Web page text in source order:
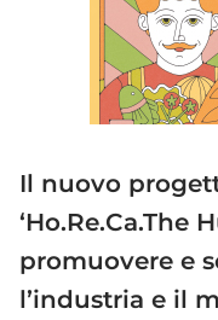
Il nuovo
‘Ho.Re.Ca.The
promuovere e
l’industria e il